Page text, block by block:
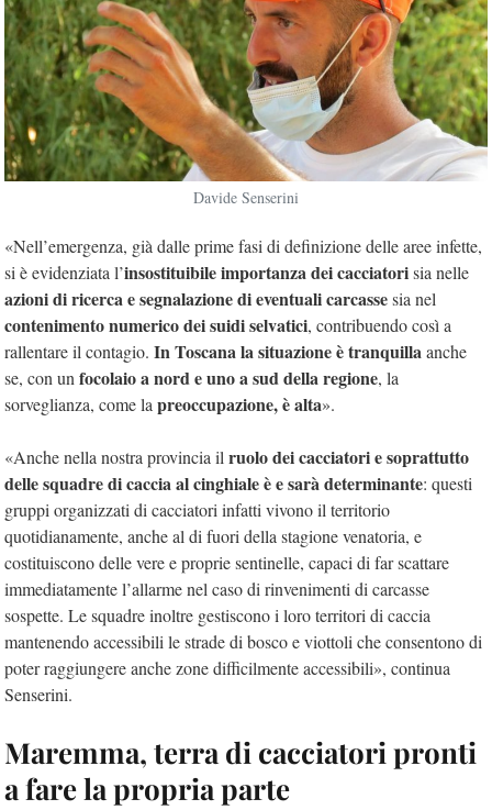
Davide Senserini
«Nell’emergenza, già dalle prime fasi di definizione delle aree infette,
si è evidenziata l’insostituibile importanza dei cacciatorisia nelle
azioni di ricerca e segnalazione di eventuali carcassesia nel
contenimento numerico dei suidi selvatici, contribuendo così a
rallentare il contagio. In Toscana la situazione è tranquillaanche
se, con unfocolaio a nord e uno a sud della regione, la
sorveglianza, come lapreoccupazione, è alta».
«Anche nella nostra provincia ilruolo dei cacciatori e soprattutto
delle squadre di caccia al cinghiale è e sarà determinante: questi
gruppi organizzati di cacciatori infatti vivono il territorio
quotidianamente, anche al di fuori della stagione venatoria, e
costituiscono delle vere e proprie sentinelle, capaci di far scattare
immediatamente l’allarme nel caso di rinvenimenti di carcasse
sospette. Le squadre inoltre gestiscono i loro territori di caccia
mantenendo accessibili le strade di bosco e viottoli che consentono di
poter raggiungere anche zone difficilmente accessibili», continua
Senserini.
Maremma, terra di cacciatori pronti
a fare la propria parte